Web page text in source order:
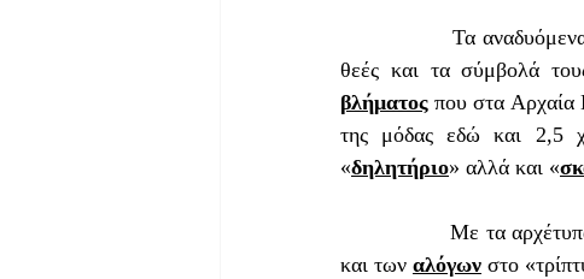
                Τα αναδυόμενα αρχέτυπα τους τελευταίους μήνες αφορούν αρχαιοελληνικούς θεούς και
θεές και τα σύμβολά
βλήματος που στα Αρχαία
της μόδας εδώ και 2,5
«δηλητήριο» αλλά και «
Με
και των αλόγων στο